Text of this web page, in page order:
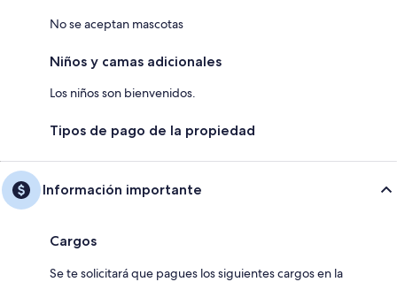
No se aceptan mascotas
Niños y camas adicionales
Los niños son bienvenidos.
Tipos de pago de la propiedad
Información importante
Cargos
Se te solicitará que pagues los siguientes cargos en la